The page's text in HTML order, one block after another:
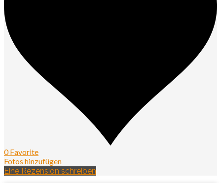
0 Favorite
Fotos hinzufügen
Eine Rezension schreiben